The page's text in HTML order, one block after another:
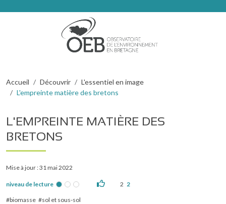
Fil d'Ariane
Accueil Découvrir
L'essentiel en image
L'empreinte matière des bretons
L'EMPREINTE MATIÈRE DES
BRETONS
Mise à jour : 31 mai 2022
niveau de lecture 2 2
biomasse sol et sous-sol